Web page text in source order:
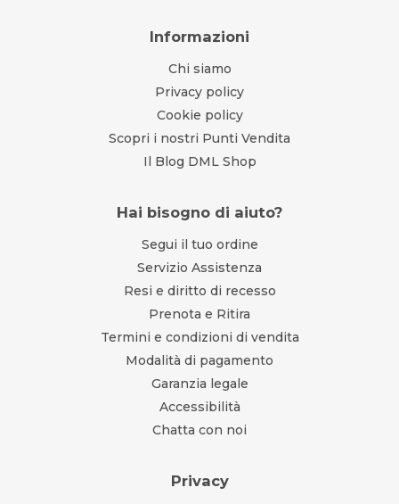
Informazioni
Chi siamo
Privacy policy
Cookie policy
Scopri i nostri Punti Vendita
Il Blog DML Shop
Hai bisogno di aiuto?
Segui il tuo ordine
Servizio Assistenza
Resi e diritto di recesso
Prenota e Ritira
Termini e condizioni di vendita
Modalità di pagamento
Garanzia legale
Accessibilità
Chatta con noi
Privacy